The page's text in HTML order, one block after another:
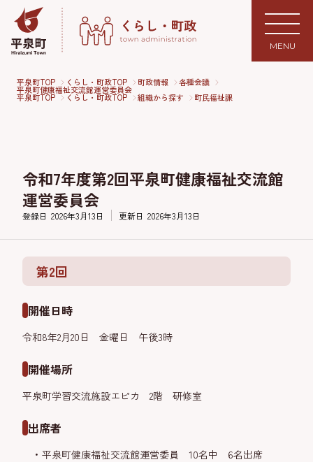
MENU
平泉町TOP くらし・町政TOP 町政情報 各種会議
平泉町健康福祉交流館運営委員会
平泉町TOP くらし・町政TOP 組織から探す 町民福祉課
令和7年度第2回平泉町健康福祉交流館
運営委員会
登録日 2026年3月13日 更新日 2026年3月13日
第2回
開催日時
令和8年2月20日 金曜日 午後3時
開催場所
平泉町学習交流施設エピカ 2階 研修室
出席者
平泉町健康福祉交流館運営委員 10名中 6名出席